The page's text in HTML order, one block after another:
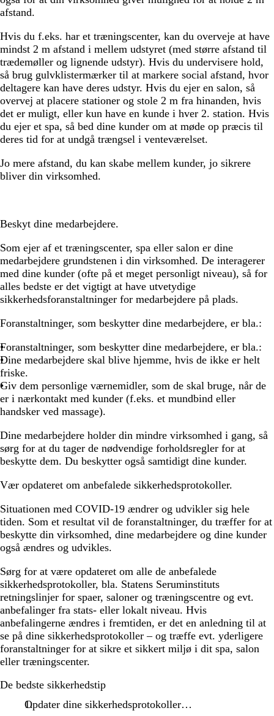
afstand.
Hvis du f.eks. har et træningscenter, kan du overveje at have
mindst 2 m afstand i mellem udstyret (med større afstand til
trædemøller og lignende udstyr). Hvis du undervisere hold,
så brug gulvklistermærker til at markere social afstand, hvor
deltagere kan have deres udstyr. Hvis du ejer en salon, så
overvej at placere stationer og stole 2 m fra hinanden, hvis
det er muligt, eller kun have en kunde i hver 2. station. Hvis
du ejer et spa, så bed dine kunder om at møde op præcis til
deres tid for at undgå trængsel i venteværelset.
Jo mere afstand, du kan skabe mellem kunder, jo sikrere
bliver din virksomhed.
Beskyt dine medarbejdere.
Som ejer af et træningscenter, spa eller salon er dine
medarbejdere grundstenen i din virksomhed. De interagerer
med dine kunder (ofte på et meget personligt niveau), så for
alles bedste er det vigtigt at have utvetydige
sikkerhedsforanstaltninger for medarbejdere på plads.
Foranstaltninger, som beskytter dine medarbejdere, er bla.:
Foranstaltninger, som beskytter dine medarbejdere, er bla.:
Dine medarbejdere skal blive hjemme, hvis de ikke er helt
friske.
Giv dem personlige værnemidler, som de skal bruge, når de
er i nærkontakt med kunder (f.eks. et mundbind eller
handsker ved massage).
Dine medarbejdere holder din mindre virksomhed i gang, så
sørg for at du tager de nødvendige forholdsregler for at
beskytte dem. Du beskytter også samtidigt dine kunder.
Vær opdateret om anbefalede sikkerhedsprotokoller.
Situationen med COVID-19 ændrer og udvikler sig hele
tiden. Som et resultat vil de foranstaltninger, du træffer for at
beskytte din virksomhed, dine medarbejdere og dine kunder
også ændres og udvikles.
Sørg for at være opdateret om alle de anbefalede
sikkerhedsprotokoller, bla. Statens Seruminstituts
retningslinjer for spaer, saloner og træningscentre og evt.
anbefalinger fra stats- eller lokalt niveau. Hvis
anbefalingerne ændres i fremtiden, er det en anledning til at
se på dine sikkerhedsprotokoller – og træffe evt. yderligere
foranstaltninger for at sikre et sikkert miljø i dit spa, salon
eller træningscenter.
De bedste sikkerhedstip
Opdater dine sikkerhedsprotokoller…